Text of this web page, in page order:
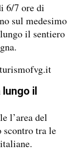
6/7 ore di
sul medesimo
il sentiero
il
l’area del
scontro tra le